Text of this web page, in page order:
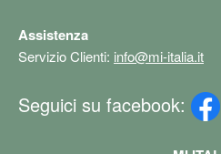
Assistenza
Servizio Clienti: info@mi-italia.it
Seguici su facebook: